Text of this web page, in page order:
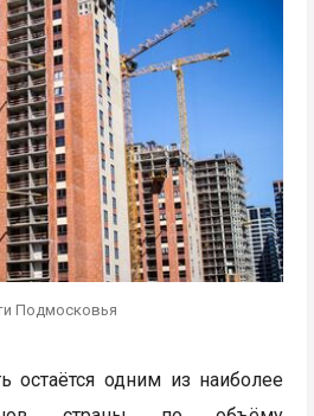
Подмосковья
остаётся одним из наиболее